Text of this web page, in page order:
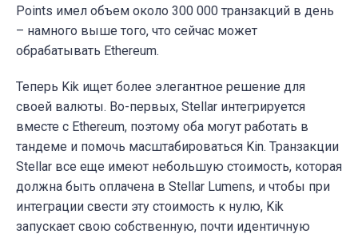
Points имел объем около 300 000 транзакций в день
– намного выше того, что сейчас может
обрабатывать Ethereum.
Теперь Kik ищет более элегантное решение для
своей валюты. Во-первых, Stellar интегрируется
вместе с Ethereum, поэтому оба могут работать в
тандеме и помочь масштабироваться Kin. Транзакции
Stellar все еще имеют небольшую стоимость, которая
должна быть оплачена в Stellar Lumens, и чтобы при
интеграции свести эту стоимость к нулю, Kik
запускает свою собственную, почти идентичную